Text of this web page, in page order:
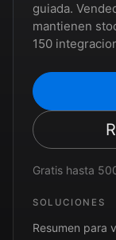
guiada.
mantienen
150
Gratis hasta
SOLUCIONES
Resumen para